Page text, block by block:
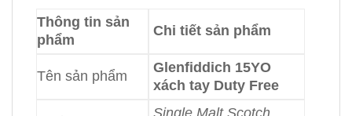
Thông tin sản
phẩm
Chi tiết sản phẩm
Tên sản phẩm
Glenfiddich 15YO
xách tay Duty Free
Single Malt Scotch